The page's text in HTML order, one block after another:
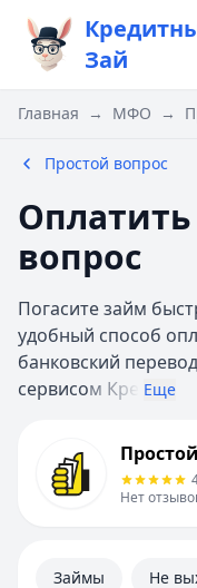
Зай
Главная → МФО →
Простой вопрос
вопрос
Погасите займ
удобный способ
банковский
сервисом Кре Еще
Информация
Нет
Займы Не